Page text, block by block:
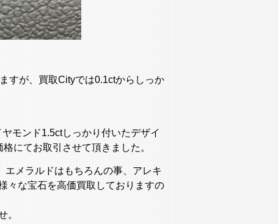
すが、買取Cityでは0.1ctからしっか
モンド1.5ctしっかり付いたデザイ
にてお取引させて頂きました。
メラルドはもちろんの事、アレキ
々な宝石を高価買取しておりますの
。